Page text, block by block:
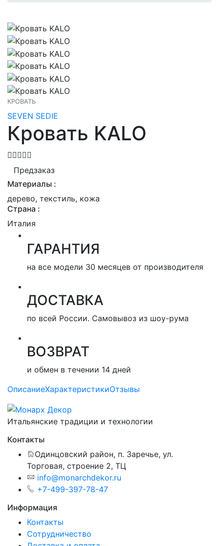
КРОВАТЬ
SEVEN SEDIE
Кровать KALO
Предзаказ
Материалы :
дерево, текстиль, кожа
Страна :
Италия
ГАРАНТИЯ
на все модели 30 месяцев от производителя
ДОСТАВКА
по всей России. Самовывоз из шоу-рума
ВОЗВРАТ
и обмен в течении 14 дней
ОписаниеХарактеристикиОтзывы
Итальянские традиции и технологии
Контакты
Одинцовский район, п. Заречье, ул.
Торговая, строение 2, ТЦ
info@monarchdekor.ru
+7-499-397-78-47
Информация
Контакты
Сотрудничество